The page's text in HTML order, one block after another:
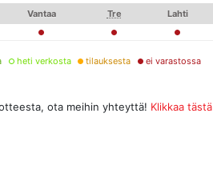
Vantaa Tre Lahti
heti verkosta tilauksesta ei varastossa
ota meihin yhteyttä! Klikkaa tästä